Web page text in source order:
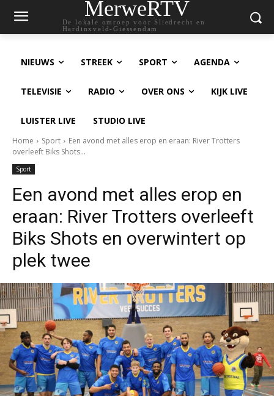
MerweRTV
De lokale omroep voor Sliedrecht en
Hardinxveld-Giessendam
NIEUWS STREEK SPORT AGENDA
TELEVISIE RADIO OVER ONS KIJK LIVE
LUISTER LIVE STUDIO LIVE
Home Sport
Een avond met alles erop en eraan: River Trotters
overleeft Biks Shots...
Sport
Een avond met alles erop en
eraan: River Trotters overleeft
Biks Shots en overwintert op
plek twee